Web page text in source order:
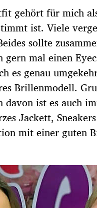
gehört für mich
ist. Viele
sollte
gern mal einen
es genau
Brillenmodell.
davon ist es auch
Jackett,
mit einer guten